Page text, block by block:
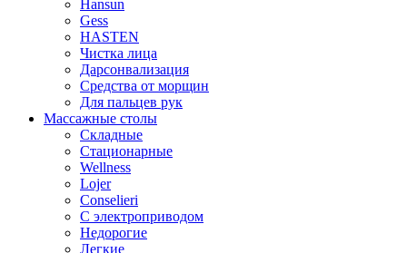
Hansun
Gess
HASTEN
Чистка лица
Дарсонвализация
Средства от морщин
Для пальцев рук
Массажные столы
Складные
Стационарные
Wellness
Lojer
Conselieri
С электроприводом
Недорогие
Легкие